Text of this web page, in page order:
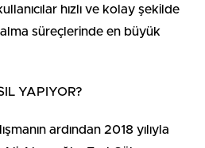
hızlı ve kolay şekilde
süreçlerinde en büyük
YAPIYOR?
ardından 2018 yılıyla